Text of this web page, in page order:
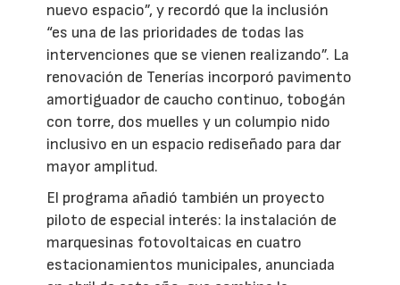
nuevo espacio”, y recordó que la inclusión
“es una de las prioridades de todas las
intervenciones que se vienen realizando”. La
renovación de Tenerías incorporó pavimento
amortiguador de caucho continuo, tobogán
con torre, dos muelles y un columpio nido
inclusivo en un espacio rediseñado para dar
mayor amplitud.
El programa añadió también un proyecto
piloto de especial interés: la instalación de
marquesinas fotovoltaicas en cuatro
estacionamientos municipales, anunciada